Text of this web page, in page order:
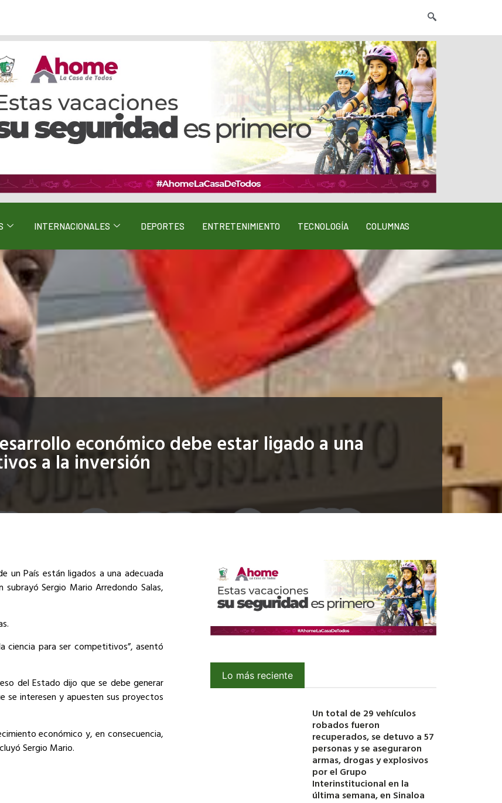
INTERNACIONALES DEPORTES ENTRETENIMIENTO TECNOLOGÍA COLUMNAS
económico debe estar ligado a una
a la inversión
un País están ligados a una adecuada
Sergio Mario Arredondo Salas,
ciencia para ser competitivos”, asentó
del Estado dijo que se debe generar
se interesen y apuesten sus proyectos
económico y, en consecuencia,
Sergio Mario.
Lo más reciente
Un total de 29 vehículos
robados fueron
recuperados, se detuvo a 57
personas y se aseguraron
armas, drogas y explosivos
por el Grupo
Interinstitucional en la
última semana, en Sinaloa